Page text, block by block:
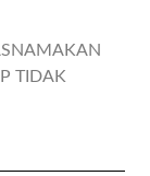
TIDAK